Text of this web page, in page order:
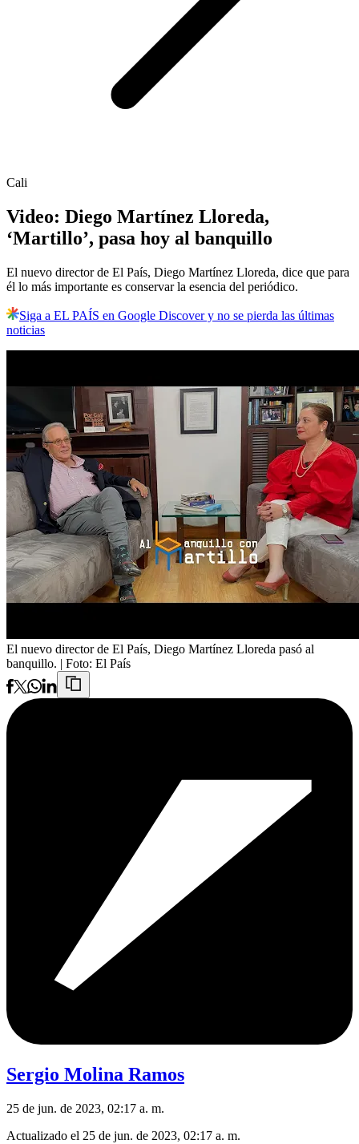
Cali
Video: Diego Martínez Lloreda,
‘Martillo’, pasa hoy al banquillo
El nuevo director de El País, Diego Martínez Lloreda, dice que para
él lo más importante es conservar la esencia del periódico.
Siga a EL PAÍS en Google Discover y no se pierda las últimas
noticias
El nuevo director de El País, Diego Martínez Lloreda pasó al
banquillo. | Foto: El País
Sergio Molina Ramos
25 de jun. de 2023, 02:17 a. m.
Actualizado el 25 de jun. de 2023, 02:17 a. m.